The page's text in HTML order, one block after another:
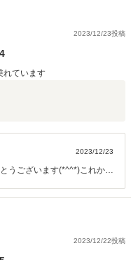
2023/12/23投稿
4
れています
2023/12/23
うございます(*^^*)これから
2023/12/22投稿